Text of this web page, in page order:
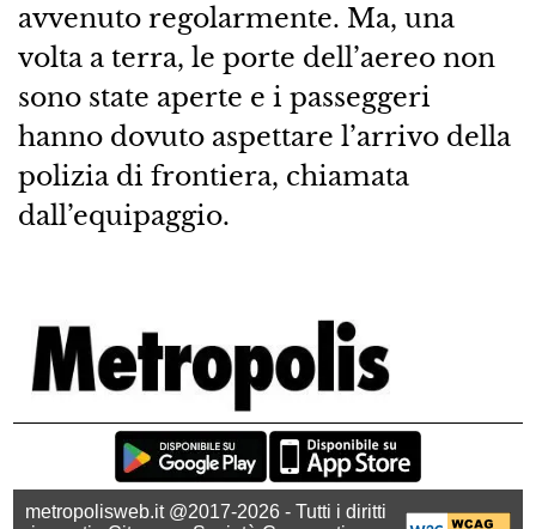
avvenuto regolarmente. Ma, una
volta a terra, le porte dell’aereo non
sono state aperte e i passeggeri
hanno dovuto aspettare l’arrivo della
polizia di frontiera, chiamata
dall’equipaggio.
metropolisweb.it @2017-2026 - Tutti i diritti